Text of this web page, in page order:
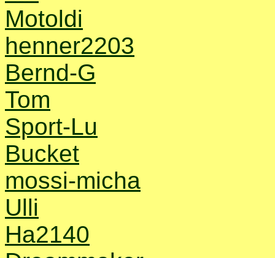
Motoldi
henner2203
Bernd-G
Tom
Sport-Lu
Bucket
mossi-micha
Ulli
Ha2140